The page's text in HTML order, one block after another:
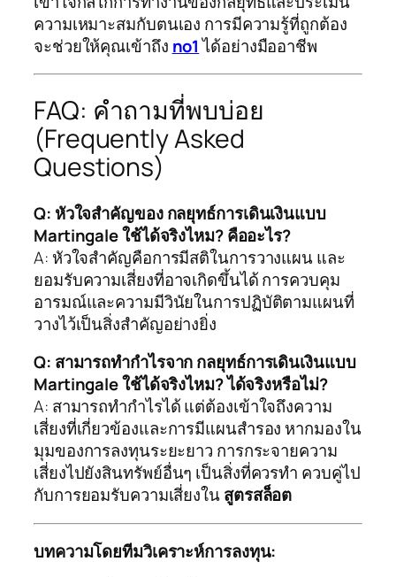
ความเหมาะสมกับตนเอง การมีความรู้ที่ถูกต้อง
จะช่วยให้คุณเข้าถึง no1ได้อย่างมืออาชีพ
FAQ: คำถามที่พบบ่อย
(Frequently Asked
Questions)
Q: หัวใจสำคัญของ กลยุทธ์การเดินเงินแบบ
Martingale ใช้ได้จริงไหม? คืออะไร?
A: หัวใจสำคัญคือการมีสติในการวางแผน และ
ยอมรับความเสี่ยงที่อาจเกิดขึ้นได้ การควบคุม
อารมณ์และความมีวินัยในการปฏิบัติตามแผนที่
วางไว้เป็นสิ่งสำคัญอย่างยิ่ง
Q: สามารถทำกำไรจาก กลยุทธ์การเดินเงินแบบ
Martingale ใช้ได้จริงไหม? ได้จริงหรือไม่?
A: สามารถทำกำไรได้ แต่ต้องเข้าใจถึงความ
เสี่ยงที่เกี่ยวข้องและการมีแผนสำรอง หากมองใน
มุมของการลงทุนระยะยาว การกระจายความ
เสี่ยงไปยังสินทรัพย์อื่นๆ เป็นสิ่งที่ควรทำ ควบคู่ไป
กับการยอมรับความเสี่ยงในสูตรสล็อต
บทความโดยทีมวิเคราะห์การลงทุน: